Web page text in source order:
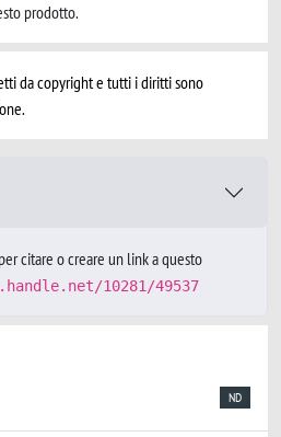
prodotto.
da copyright e tutti i diritti sono
citare o creare un link a questo
10281/49537
ND